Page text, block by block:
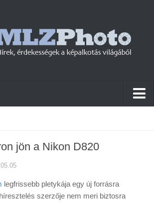
jön a Nikon D820
legfrissebb pletykája egy új forrásra
szerzője nem meri biztosra